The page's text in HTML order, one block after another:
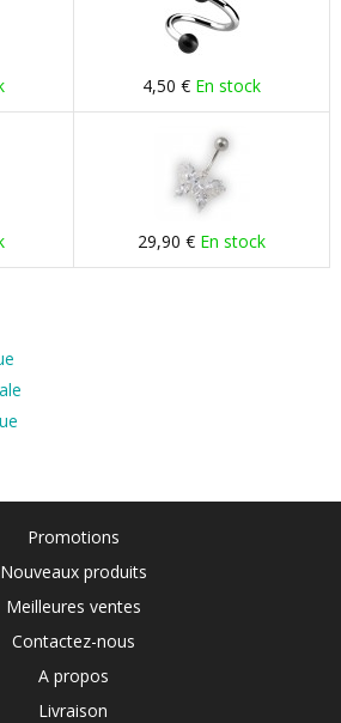
4,50 € En stock
29,90 € En stock
Promotions
Nouveaux produits
Meilleures ventes
Contactez-nous
A propos
Livraison